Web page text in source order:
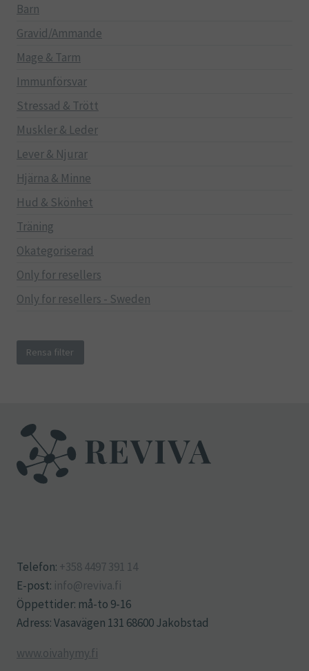
Barn
Gravid/Ammande
Mage & Tarm
Immunförsvar
Stressad & Trött
Muskler & Leder
Lever & Njurar
Hjärna & Minne
Hud & Skönhet
Träning
Okategoriserad
Only for resellers
Only for resellers - Sweden
Rensa filter
Telefon: +358 4497 391 14
E-post: info@reviva.fi
Öppettider: må-to 9-16
Adress: Vasavägen 131 68600 Jakobstad
www.oivahymy.fi